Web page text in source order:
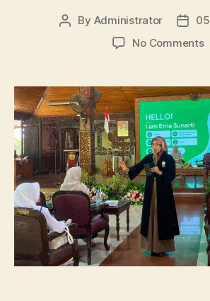
Post
By Administrator
Post
No Commentson